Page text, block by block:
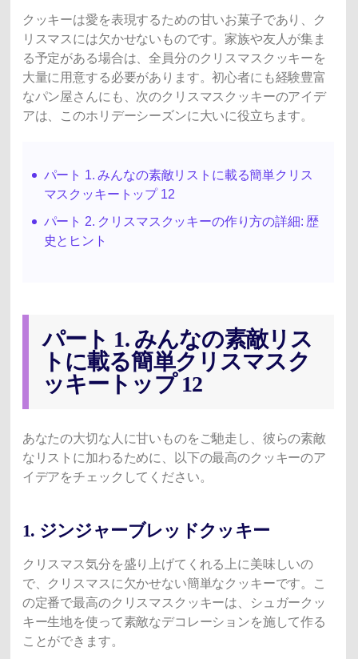
クッキーは愛を表現するための甘いお菓子であり、ク
リスマスには欠かせないものです。家族や友人が集ま
る予定がある場合は、全員分のクリスマスクッキーを
大量に用意する必要があります。初心者にも経験豊富
なパン屋さんにも、次のクリスマスクッキーのアイデ
アは、このホリデーシーズンに大いに役立ちます。
パート 1. みんなの素敵リストに載る簡単クリス
マスクッキートップ 12
パート 2. クリスマスクッキーの作り方の詳細: 歴
史とヒント
パート 1. みんなの素敵リス
トに載る簡単クリスマスク
ッキートップ 12
あなたの大切な人に甘いものをご馳走し、彼らの素敵
なリストに加わるために、以下の最高のクッキーのア
イデアをチェックしてください。
1. ジンジャーブレッドクッキー
クリスマス気分を盛り上げてくれる上に美味しいの
で、クリスマスに欠かせない簡単なクッキーです。こ
の定番で最高のクリスマスクッキーは、シュガークッ
キー生地を使って素敵なデコレーションを施して作る
ことができます。